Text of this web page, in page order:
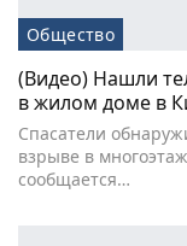
Общество
(Видео) Нашли
в жилом доме в
Спасатели
взрыве в
сообщается…